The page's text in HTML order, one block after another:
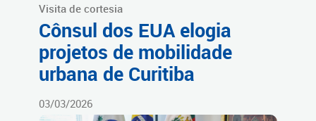
Visita de cortesia
Cônsul dos EUA elogia
projetos de mobilidade
urbana de Curitiba
03/03/2026